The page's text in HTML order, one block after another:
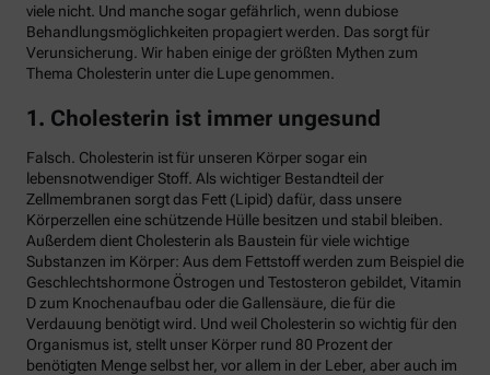
viele nicht. Und manche sogar gefährlich, wenn dubiose
Behandlungsmöglichkeiten propagiert werden. Das sorgt für
Verunsicherung. Wir haben einige der größten Mythen zum
Thema Cholesterin unter die Lupe genommen.
1. Cholesterin ist immer ungesund
Falsch. Cholesterin ist für unseren Körper sogar ein
lebensnotwendiger Stoff. Als wichtiger Bestandteil der
Zellmembranen sorgt das Fett (Lipid) dafür, dass unsere
Körperzellen eine schützende Hülle besitzen und stabil bleiben.
Außerdem dient Cholesterin als Baustein für viele wichtige
Substanzen im Körper: Aus dem Fettstoff werden zum Beispiel die
Geschlechtshormone Östrogen und Testosteron gebildet, Vitamin
D zum Knochenaufbau oder die Gallensäure, die für die
Verdauung benötigt wird. Und weil Cholesterin so wichtig für den
Organismus ist, stellt unser Körper rund 80 Prozent der
benötigten Menge selbst her, vor allem in der Leber, aber auch im